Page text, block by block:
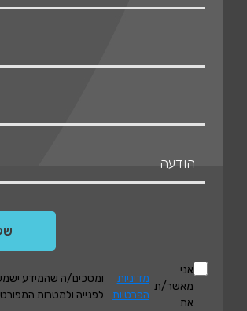
אני
מאשר/ת
את
מדיניות
הפרטיות
ומסכים/ה שהמידע
לפנייה ולמטרות